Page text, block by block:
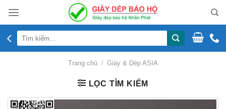
content
Tìm
kiếm:
Trang chủ / Giày & Dép ASIA
LỌC TÌM KIẾM